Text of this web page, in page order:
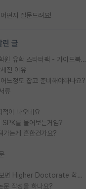
떤지 질문드려요!
린 글
[무료] 2026 미국 대학원 유학 스타터팩 - 가이드북 & 합격자 컨택메일 템플릿
진 이유
느정도 잡고 준비해야하나요?
류
적이 나오네요
SPK를 물어보는거임?
가는게 흔한건가요?
우리나라도 학구 열풍보면 Higher Doctorate 학위가 필요하다고 봅니다.
문 작성을 하나요?